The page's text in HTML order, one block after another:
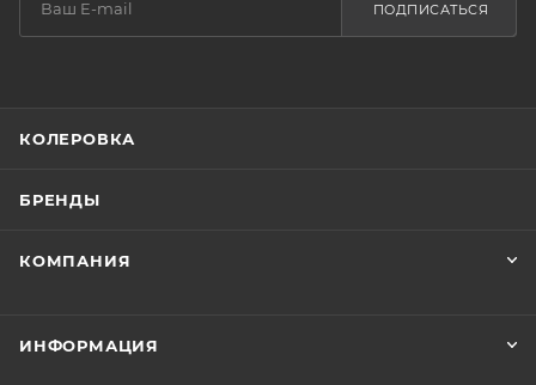
ПОДПИСАТЬСЯ
КОЛЕРОВКА
БРЕНДЫ
КОМПАНИЯ
ИНФОРМАЦИЯ